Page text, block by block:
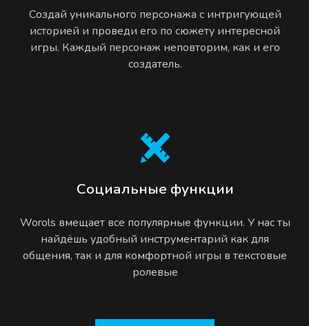
Создай уникального персонажа с интригующей
историей и проведи его по сюжету интересной
игры. Каждый персонаж неповторим, как и его
создатель.
Социальные функции
Worols вмещает все популярные функции. У нас ты
найдёшь удобный инструментарий как для
общения, так и для комфортной игры в текстовые
ролевые